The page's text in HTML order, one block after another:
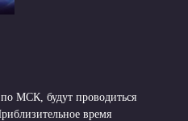
МСК, будут проводиться
время